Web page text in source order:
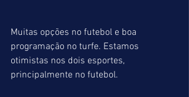
Muitas opções no futebol e boa
programação no turfe. Estamos
otimistas nos dois esportes,
principalmente no futebol.